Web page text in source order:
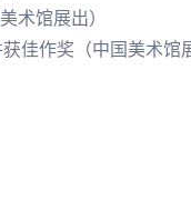
术馆展出）
佳作奖（中国美术馆